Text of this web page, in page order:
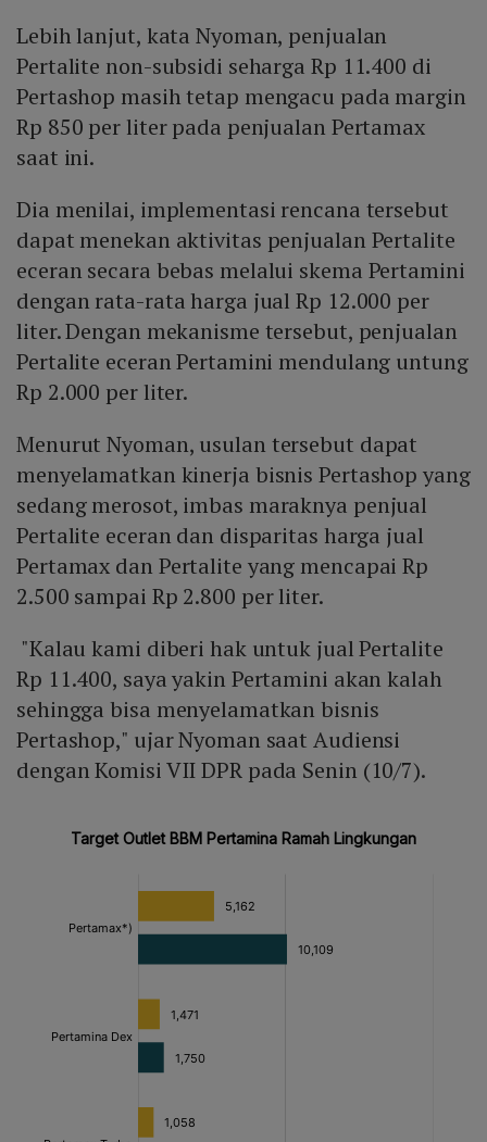
Lebih lanjut, kata Nyoman, penjualan
Pertalite non-subsidi seharga Rp 11.400 di
Pertashop masih tetap mengacu pada margin
Rp 850 per liter pada penjualan Pertamax
saat ini.
Dia menilai, implementasi rencana tersebut
dapat menekan aktivitas penjualan Pertalite
eceran secara bebas melalui skema Pertamini
dengan rata-rata harga jual Rp 12.000 per
liter. Dengan mekanisme tersebut, penjualan
Pertalite eceran Pertamini mendulang untung
Rp 2.000 per liter.
Menurut Nyoman, usulan tersebut dapat
menyelamatkan kinerja bisnis Pertashop yang
sedang merosot, imbas maraknya penjual
Pertalite eceran dan disparitas harga jual
Pertamax dan Pertalite yang mencapai Rp
2.500 sampai Rp 2.800 per liter.
"Kalau kami diberi hak untuk jual Pertalite
Rp 11.400, saya yakin Pertamini akan kalah
sehingga bisa menyelamatkan bisnis
Pertashop," ujar Nyoman saat Audiensi
dengan Komisi VII DPR pada Senin (10/7).